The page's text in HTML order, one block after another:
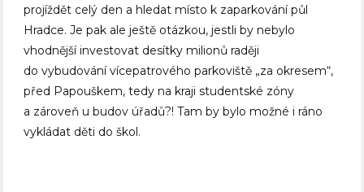
projíždět celý den a hledat místo k zaparkování půl
Hradce. Je pak ale ještě otázkou, jestli by nebylo
vhodnější investovat desítky milionů raději
do vybudování vícepatrového parkoviště „za okresem“,
před Papouškem, tedy na kraji studentské zóny
a zároveň u budov úřadů?! Tam by bylo možné i ráno
vykládat děti do škol.